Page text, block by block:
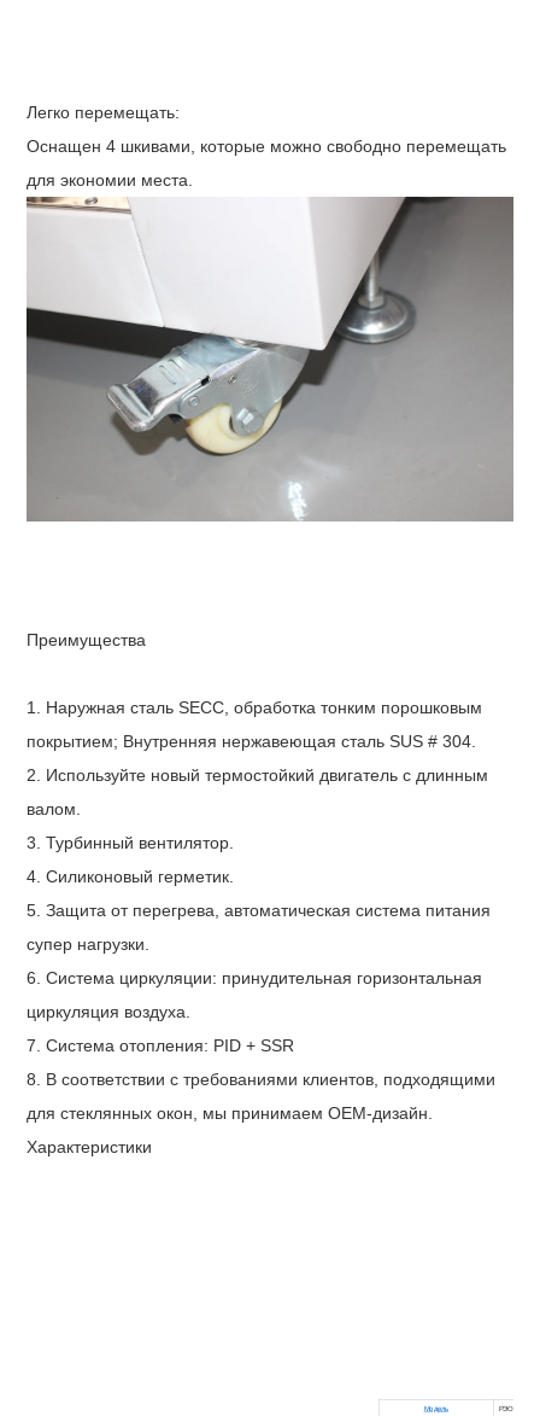
Легко перемещать:
Оснащен 4 шкивами, которые можно свободно перемещать
для экономии места.
Преимущества
1. Наружная сталь SECC, обработка тонким порошковым
покрытием; Внутренняя нержавеющая сталь SUS # 304.
2. Используйте новый термостойкий двигатель с длинным
валом.
3. Турбинный вентилятор.
4. Силиконовый герметик.
5. Защита от перегрева, автоматическая система питания
супер нагрузки.
6. Система циркуляции: принудительная горизонтальная
циркуляция воздуха.
7. Система отопления: PID + SSR
8. В соответствии с требованиями клиентов, подходящими
для стеклянных окон, мы принимаем OEM-дизайн.
Характеристики
Модель РЭО-50